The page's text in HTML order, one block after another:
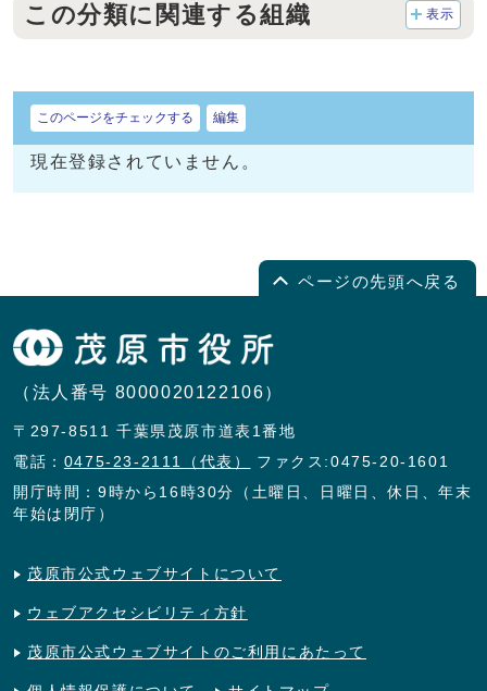
この分類に関連する組織 表示
このページをチェックする 編集
現在登録されていません。
ページの先頭へ戻る
（法人番号 8000020122106）
〒297-8511 千葉県茂原市道表1番地
電話： 0475-23-2111（代表）
ファクス:0475-20-1601
開庁時間：9時から16時30分（土曜日、日曜日、休日、年末
年始は閉庁）
茂原市公式ウェブサイトについて
ウェブアクセシビリティ方針
茂原市公式ウェブサイトのご利用にあたって